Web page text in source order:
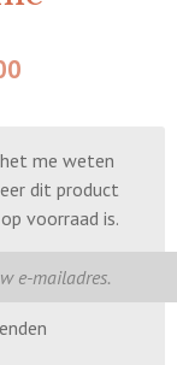
me weten
dit product
voorraad is.